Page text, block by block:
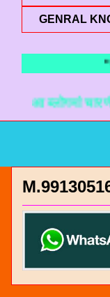
GENRAL
"जय
चारणी